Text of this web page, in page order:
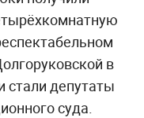
в
стали депутаты
суда.